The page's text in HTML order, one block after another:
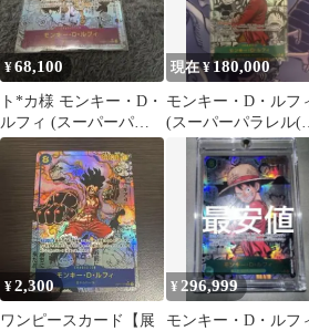
¥68,100
ト*カ様 モンキー・D・
ルフィ (スーパーパラ
レル(コミパラ)) OP09-
現在 ¥180,000
モンキー・D・ルフ
(スーパーパラレル(
ミパラ)) OP13-118
¥2,300
ワンピースカード【展
¥ 296,999
モンキー・D・ルフ